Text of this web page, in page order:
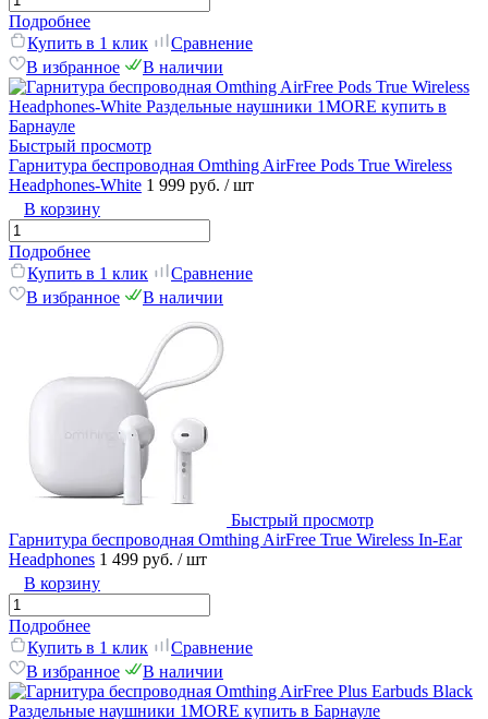
Подробнее
Купить в 1 клик
Сравнение
В избранное
В наличии
Быстрый просмотр
Гарнитура беспроводная Omthing AirFree Pods True Wireless
Headphones-White 1 999 руб. / шт
В корзину
Подробнее
Купить в 1 клик
Сравнение
В избранное
В наличии
Быстрый просмотр
Гарнитура беспроводная Omthing AirFree True Wireless In-Ear
Headphones 1 499 руб. / шт
В корзину
Подробнее
Купить в 1 клик
Сравнение
В избранное
В наличии